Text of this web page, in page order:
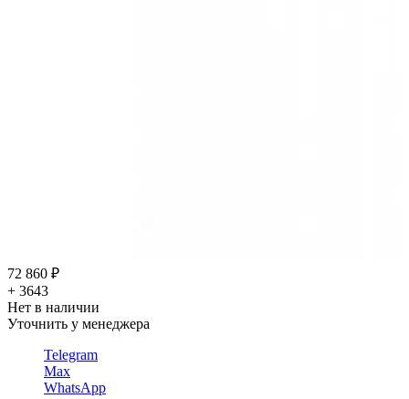
72 860 ₽
+ 3643
Нет в наличии
Уточнить у менеджера
Telegram
Max
WhatsApp